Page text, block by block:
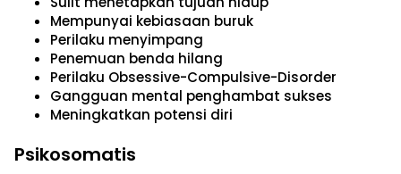
Mempunyai kebiasaan buruk
Perilaku menyimpang
Penemuan benda hilang
Perilaku Obsessive-Compulsive-Disorder
Gangguan mental penghambat sukses
Meningkatkan potensi diri
Psikosomatis